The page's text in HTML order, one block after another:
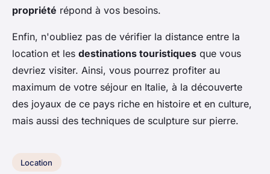
propriété répond à vos besoins.
Enfin, n'oubliez pas de vérifier la distance entre la
location et les destinations touristiques que vous
devriez visiter. Ainsi, vous pourrez profiter au
maximum de votre séjour en Italie, à la découverte
des joyaux de ce pays riche en histoire et en culture,
mais aussi des techniques de sculpture sur pierre.
Location